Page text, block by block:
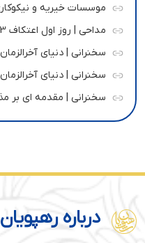
موسسات خیریه و
مداحی | روز اول اعتکاف 1403
سخنرانی | دنیای آخرالزمان
سخنرانی | دنیای آخرالزمان
سخنرانی | مقدمه ای بر
درباره رهپویان